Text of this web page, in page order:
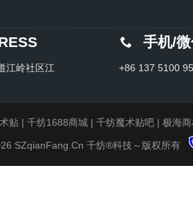
江岭社区江
手机/
+86 137 5100
贴| 千纺1688商城| 千纺魔术贴吧| 极海
SZqianFang.Cn 千纺®科技～版权所有